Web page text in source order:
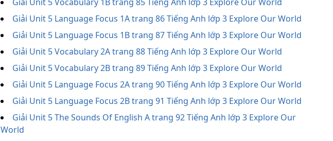
Giải Unit 5 Language Focus 1A trang 86 Tiếng Anh lớp 3 Explore Our World
Giải Unit 5 Language Focus 1B trang 87 Tiếng Anh lớp 3 Explore Our World
Giải Unit 5 Vocabulary 2A trang 88 Tiếng Anh lớp 3 Explore Our World
Giải Unit 5 Vocabulary 2B trang 89 Tiếng Anh lớp 3 Explore Our World
Giải Unit 5 Language Focus 2A trang 90 Tiếng Anh lớp 3 Explore Our World
Giải Unit 5 Language Focus 2B trang 91 Tiếng Anh lớp 3 Explore Our World
Giải Unit 5 The Sounds Of English A trang 92 Tiếng Anh lớp 3 Explore Our
World